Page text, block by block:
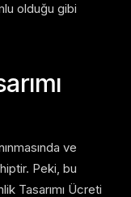
olduğu gibi
ve
Peki, bu
Tasarımı Ücreti